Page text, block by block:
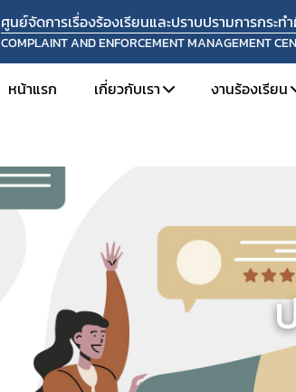
ศูนย์จัดการเรื่องร้องเรียนและปราบปรามการกร
COMPLAINT AND ENFORCEMENT MANAGEMENT
หน้าแรก เกี่ยวกับเรา
ความเป็นมาและหน้าที่ความรั
วิสัยทัศน์และค่านิยม
ติดต่อเรา
งานร้องเรียน
ช่องทางก
ขั้นตอนกา
แบบฟอร์
ติดตามส
แจ้งแน